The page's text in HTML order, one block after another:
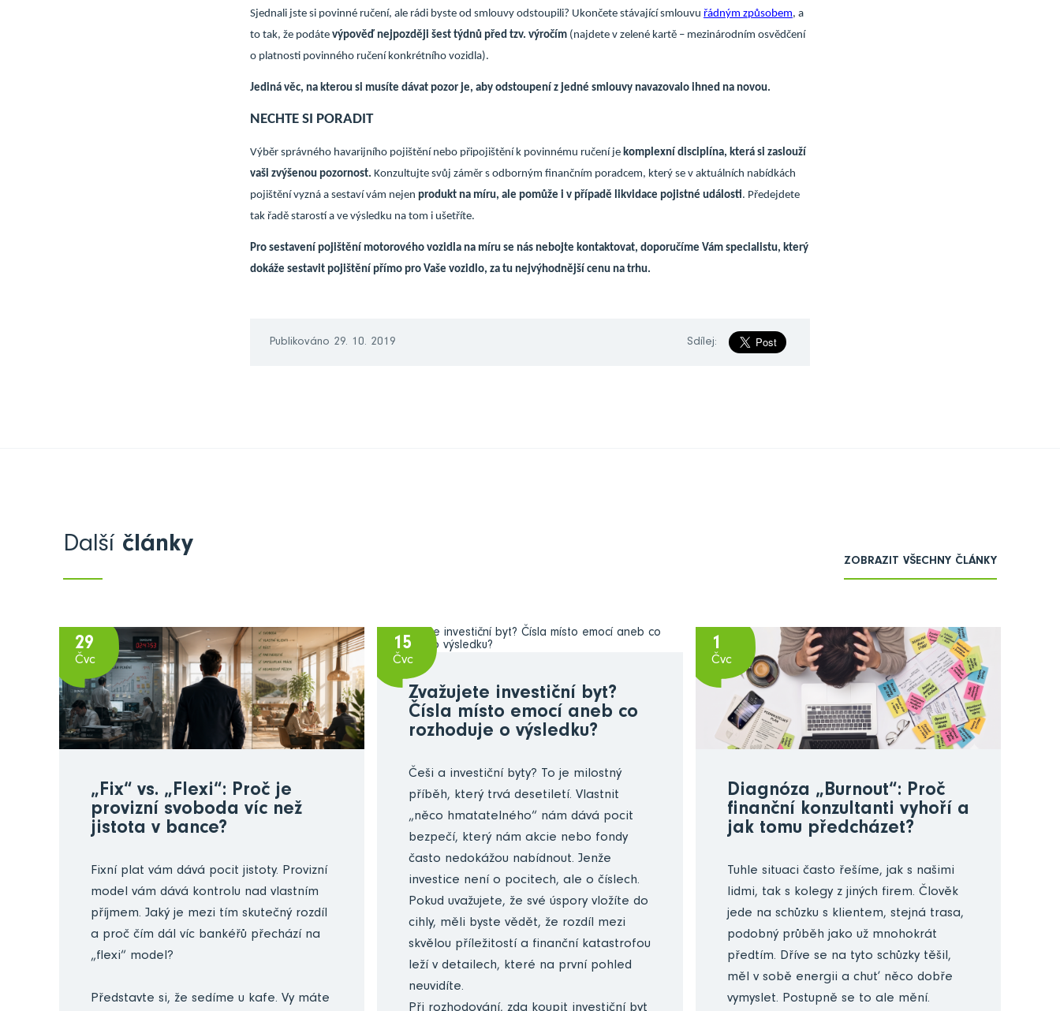
Sjednali jste si povinné ručení, ale rádi byste od smlouvy odstoupili? Ukončete stávající smlouvu řádným způsobem, a
to tak, že podáte výpověď nejpozději šest týdnů před tzv. výročím (najdete v zelené kartě – mezinárodním osvědčení
o platnosti povinného ručení konkrétního vozidla).
Jediná věc, na kterou si musíte dávat pozor je, aby odstoupení z jedné smlouvy navazovalo ihned na novou.
NECHTE SI PORADIT
Výběr správného havarijního pojištění nebo připojištění k povinnému ručení je komplexní disciplína, která si zaslouží
vaši zvýšenou pozornost. Konzultujte svůj záměr s odborným finančním poradcem, který se v aktuálních nabídkách
pojištění vyzná a sestaví vám nejen produkt na míru, ale pomůže i v případě likvidace pojistné události. Předejdete
tak řadě starostí a ve výsledku na tom i ušetříte.
Pro sestavení pojištění motorového vozidla na míru se nás nebojte kontaktovat, doporučíme Vám specialistu, který
dokáže sestavit pojištění přímo pro Vaše vozidlo, za tu nejvýhodnější cenu na trhu.
Publikováno 29. 10. 2019 Sdílej:
Další články
ZOBRAZIT VŠECHNY ČLÁNKY
29
Čvc
„Fix“ vs. „Flexi“: Proč je
provizní svoboda víc než
jistota v bance?
Fixní plat vám dává pocit jistoty. Provizní
model vám dává kontrolu nad vlastním
příjmem. Jaký je mezi tím skutečný rozdíl
a proč čím dál víc bankéřů přechází na
„flexi“ model?
Představte si, že sedíme u kafe. Vy máte
15
Čvc
Zvažujete investiční byt?
Čísla místo emocí aneb co
rozhoduje o výsledku?
Češi a investiční byty? To je milostný
příběh, který trvá desetiletí. Vlastnit
„něco hmatatelného“ nám dává pocit
bezpečí, který nám akcie nebo fondy
často nedokážou nabídnout. Jenže
investice není o pocitech, ale o číslech.
Pokud uvažujete, že své úspory vložíte do
cihly, měli byste vědět, že rozdíl mezi
skvělou příležitostí a finanční katastrofou
leží v detailech, které na první pohled
neuvidíte.
1
Čvc
Diagnóza „Burnout“: Proč
finanční konzultanti vyhoří a
jak tomu předcházet?
Tuhle situaci často řešíme, jak s našimi
lidmi, tak s kolegy z jiných firem. Člověk
jede na schůzku s klientem, stejná trasa,
podobný průběh jako už mnohokrát
předtím. Dříve se na tyto schůzky těšil,
měl v sobě energii a chuť něco dobře
vymyslet. Postupně se to ale mění.